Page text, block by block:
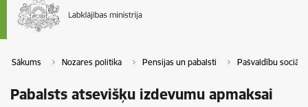
Sākums Nozares politika Pensijas un pabalsti Pašvaldību sociālā
Pabalsts atsevišķu izdevumu apmaksai